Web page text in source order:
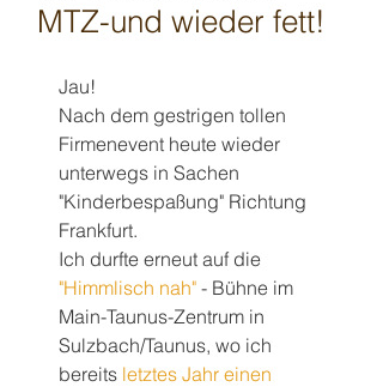
MTZ-und wieder fett!
Jau!
Nach dem gestrigen tollen
Firmenevent heute wieder
unterwegs in Sachen
"Kinderbespaßung" Richtung
Frankfurt.
Ich durfte erneut auf die
"Himmlisch nah" - Bühne im
Main-Taunus-Zentrum in
Sulzbach/Taunus, wo ich
bereits letztes Jahr einen